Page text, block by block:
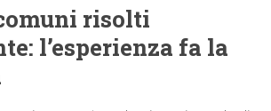
risolti
l’esperienza fa la